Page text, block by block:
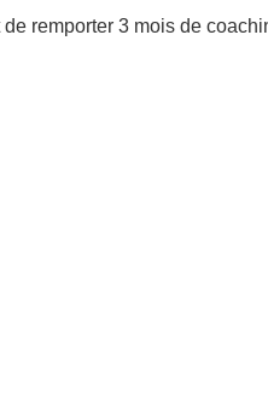
remporter 3 mois de